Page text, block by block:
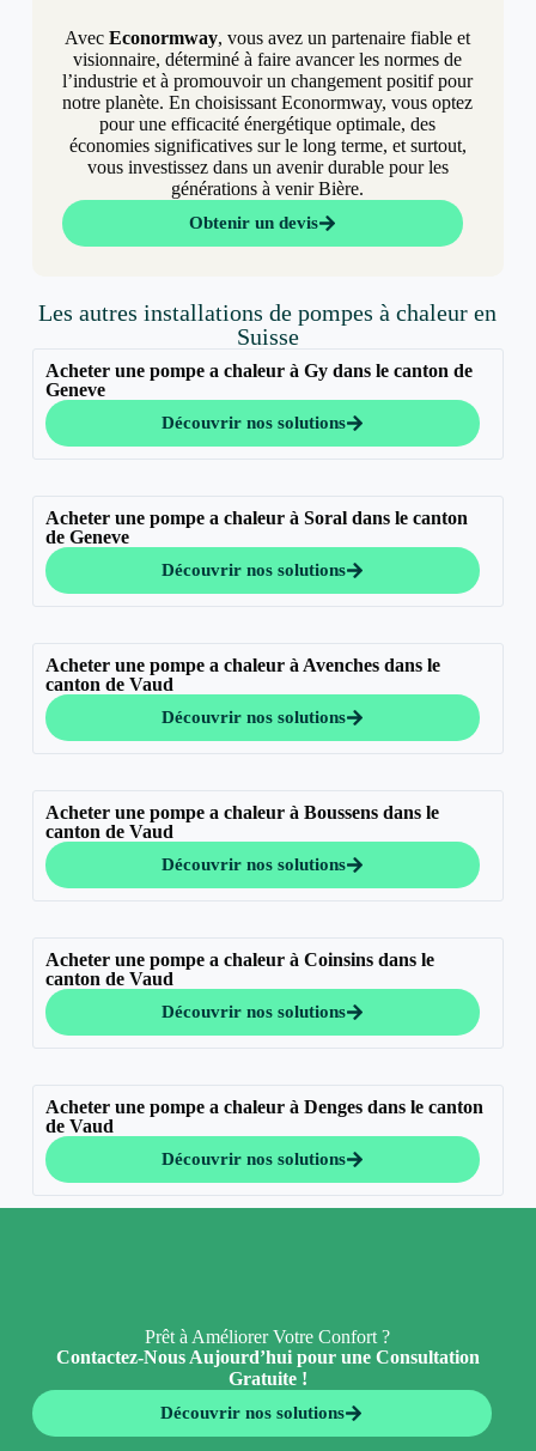
AvecEconormway, vous avez un partenaire fiable et
visionnaire, déterminé à faire avancer les normes de
l’industrie et à promouvoir un changement positif pour
notre planète. En choisissant Econormway, vous optez
pour une efficacité énergétique optimale, des
économies significatives sur le long terme, et surtout,
vous investissez dans un avenir durable pour les
générations à venir Bière.
Obtenir un devis
Les autres installations de pompes à chaleur en
Suisse
Acheter une pompe a chaleur à Gy dans le canton de
Geneve
Découvrir nos solutions
Acheter une pompe a chaleur à Soral dans le canton
de Geneve
Découvrir nos solutions
Acheter une pompe a chaleur à Avenches dans le
canton de Vaud
Découvrir nos solutions
Acheter une pompe a chaleur à Boussens dans le
canton de Vaud
Découvrir nos solutions
Acheter une pompe a chaleur à Coinsins dans le
canton de Vaud
Découvrir nos solutions
Acheter une pompe a chaleur à Denges dans le canton
de Vaud
Découvrir nos solutions
Prêt à Améliorer Votre Confort ?
Contactez-Nous Aujourd’hui pour une Consultation
Gratuite !
Découvrir nos solutions